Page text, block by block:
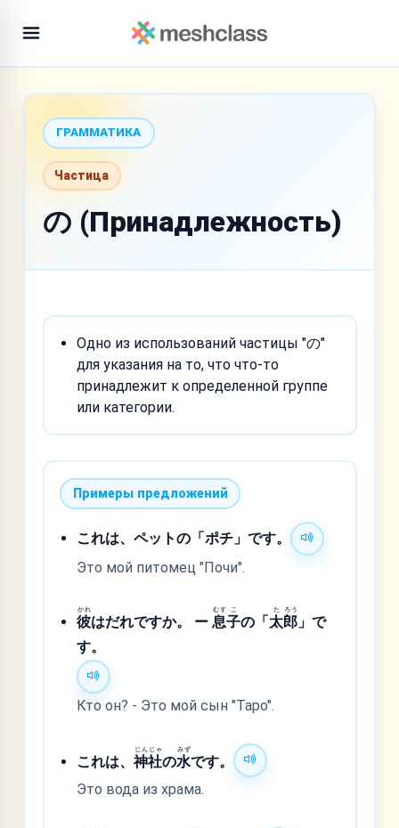
ГРАММАТИКА
Частица
の (Принадлежность)
Одно из использований частицы "の"
для указания на то, что что-то
принадлежит к определенной группе
или категории.
Примеры предложений
これは、ペットの「ポチ」です。
Это мой питомец "Почи".
彼
かれ
はだれですか。 ー 息
むす
子
こ
の「太
た
郎
ろう
」で
す。
Кто он? - Это мой сын "Таро".
これは、神
じん
社
じゃ
の水
みず
です。
Это вода из храма.